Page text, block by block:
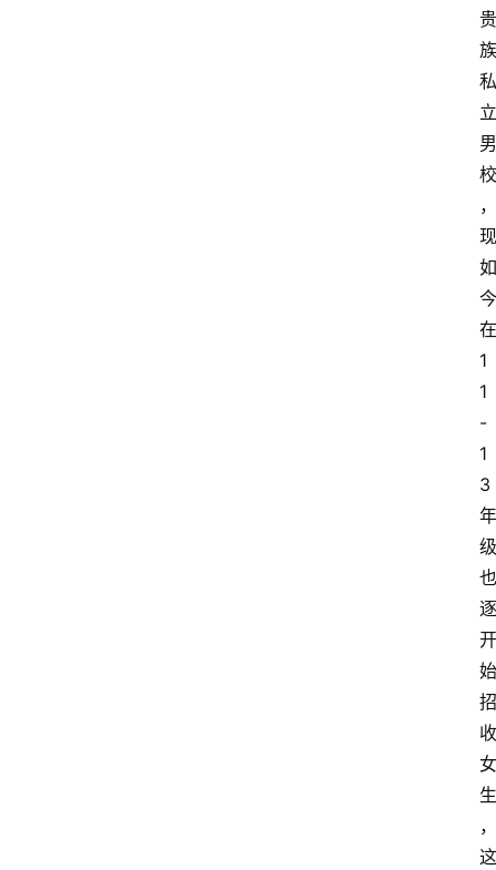
贵
族
私
立
男
校
，
现
如
今
在
1
1
-
1
3
年
级
也
逐
开
始
招
收
女
生
，
这